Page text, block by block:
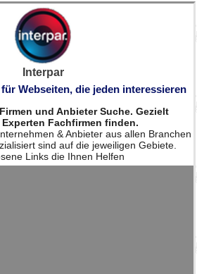
Interpar
Webseiten, die jeden interessieren
und Anbieter Suche. Gezielt
Fachfirmen finden.
& Anbieter aus allen Branchen
sind auf die jeweiligen Gebiete.
Links die Ihnen Helfen